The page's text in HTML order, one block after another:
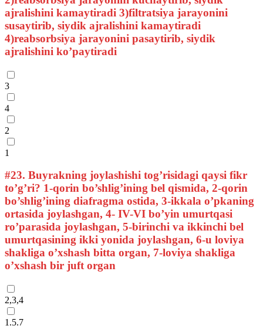
ajralishini kamaytiradi 3)filtratsiya jarayonini
susaytirib, siydik ajralishini kamaytiradi
4)reabsorbsiya jarayonini pasaytirib, siydik
ajralishini ko’paytiradi
3
4
2
1
#23. Buyrakning joylashishi tog’risidagi qaysi fikr
to’g’ri? 1-qorin bo’shlig’ining bel qismida, 2-qorin
bo’shlig’ining diafragma ostida, 3-ikkala o’pkaning
ortasida joylashgan, 4- IV-VI bo’yin umurtqasi
ro’parasida joylashgan, 5-birinchi va ikkinchi bel
umurtqasining ikki yonida joylashgan, 6-u loviya
shakliga o’xshash bitta organ, 7-loviya shakliga
o’xshash bir juft organ
2,3,4
1.5.7